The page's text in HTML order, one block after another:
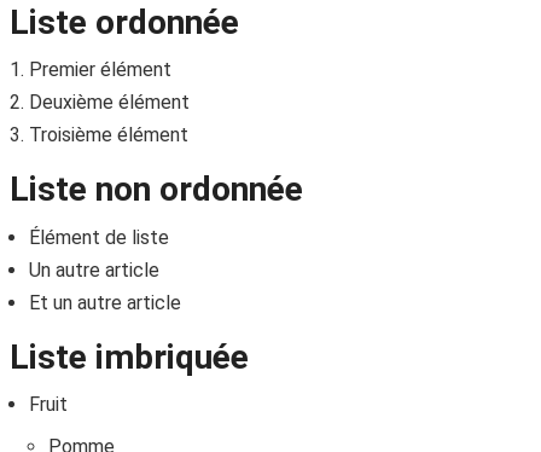
Liste ordonnée
Premier élément
Deuxième élément
Troisième élément
Liste non ordonnée
Élément de liste
Un autre article
Et un autre article
Liste imbriquée
Fruit
Pomme